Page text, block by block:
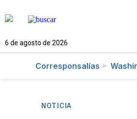
6 de agosto de 2026
Corresponsalías
NOTICIA